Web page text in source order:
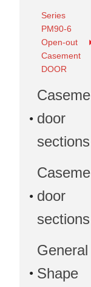
Series
PM90-6
Open-out
Casement
DOOR
door
sections
door
General
Shape